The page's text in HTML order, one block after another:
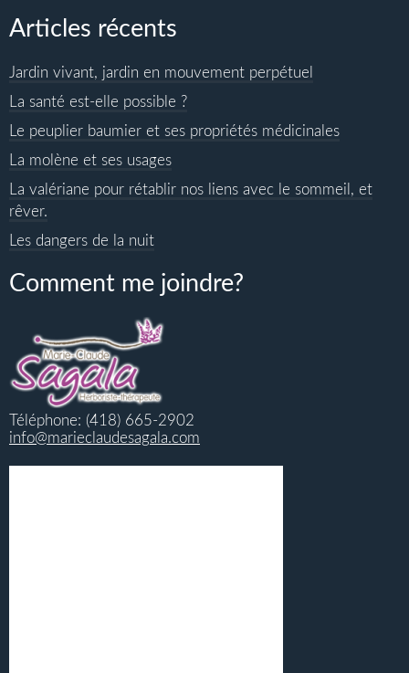
Articles récents
Jardin vivant, jardin en mouvement perpétuel
La santé est-elle possible ?
Le peuplier baumier et ses propriétés médicinales
La molène et ses usages
La valériane pour rétablir nos liens avec le sommeil, et
rêver.
Les dangers de la nuit
Comment me joindre?
Téléphone: (418) 665-2902
info@marieclaudesagala.com